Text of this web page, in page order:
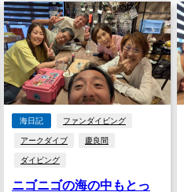
海日記 ファンダイビング
アークダイブ 慶良間
ダイビング
ニゴニゴの海の中もとっ